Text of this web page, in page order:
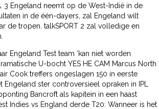
Engeland neemt op de West-Indië in de
in de één-dayers, zal Engeland wilt
de tropen. talkSPORT 2 zal volledige en
Engeland Test team ‘kan niet worden
U-bocht YES HE CAM Marcus North
Cook treffers ongeslagen 150 in eerste
Engeland ster controversieel opraken in IPL
Bancroft als kapitein in een haast
Indies vs England derde T20: Wanneer is het